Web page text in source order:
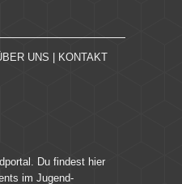
UNS KONTAKT
Du findest hier
im Jugend-